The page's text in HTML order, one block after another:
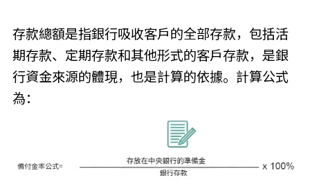
存款總額是指銀行吸收客戶的全部存款，包括活
期存款、定期存款和其他形式的客戶存款，是銀
行資金來源的體現，也是計算的依據。計算公式
為：